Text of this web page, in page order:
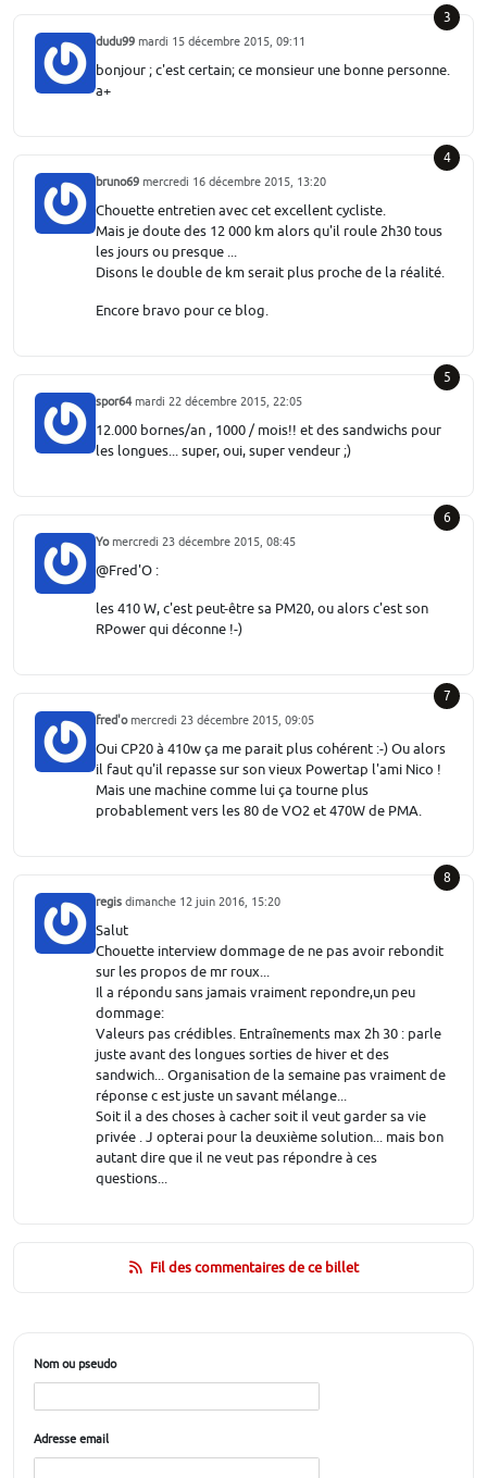
3
dudu99 mardi 15 décembre 2015, 09:11
bonjour ; c'est certain; ce monsieur une bonne personne.
a+
4
bruno69 mercredi 16 décembre 2015, 13:20
Chouette entretien avec cet excellent cycliste.
Mais je doute des 12 000 km alors qu'il roule 2h30 tous
les jours ou presque ...
Disons le double de km serait plus proche de la réalité.
Encore bravo pour ce blog.
5
spor64mardi 22 décembre 2015, 22:05
12.000 bornes/an , 1000 / mois!! et des sandwichs pour
les longues... super, oui, super vendeur ;)
6
Yomercredi 23 décembre 2015, 08:45
@Fred'O :
les 410 W, c'est peut-être sa PM20, ou alors c'est son
RPower qui déconne !-)
7
fred'omercredi 23 décembre 2015, 09:05
Oui CP20 à 410w ça me parait plus cohérent :-) Ou alors
il faut qu'il repasse sur son vieux Powertap l'ami Nico !
Mais une machine comme lui ça tourne plus
probablement vers les 80 de VO2 et 470W de PMA.
8
regis dimanche 12 juin 2016, 15:20
Salut
Chouette interview dommage de ne pas avoir rebondit
sur les propos de mr roux...
Il a répondu sans jamais vraiment repondre,un peu
dommage:
Valeurs pas crédibles. Entraînements max 2h 30 : parle
juste avant des longues sorties de hiver et des
sandwich... Organisation de la semaine pas vraiment de
réponse c est juste un savant mélange...
Soit il a des choses à cacher soit il veut garder sa vie
privée . J opterai pour la deuxième solution... mais bon
autant dire que il ne veut pas répondre à ces
questions...
Fil des commentaires de ce billet
Nom ou pseudo
Adresse email